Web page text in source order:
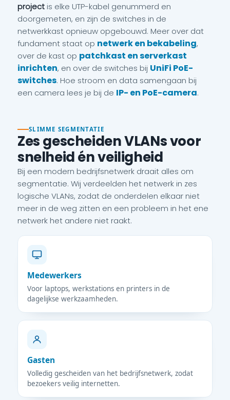
project is elke UTP-kabel genummerd en
doorgemeten, en zijn de switches in de
netwerkkast opnieuw opgebouwd. Meer over dat
fundament staat op netwerk en bekabeling,
over de kast op patchkast en serverkast
inrichten, en over de switches bij UniFi PoE-
switches. Hoe stroom en data samengaan bij
een camera lees je bij de IP- en PoE-camera.
SLIMME SEGMENTATIE
Zes gescheiden VLANs voor
snelheid én veiligheid
Bij een modern bedrijfsnetwerk draait alles om
segmentatie. Wij verdeelden het netwerk in zes
logische VLANs, zodat de onderdelen elkaar niet
meer in de weg zitten en een probleem in het ene
netwerk het andere niet raakt.
Medewerkers
Voor laptops, werkstations en printers in de
dagelijkse werkzaamheden.
Gasten
Volledig gescheiden van het bedrijfsnetwerk, zodat
bezoekers veilig internetten.